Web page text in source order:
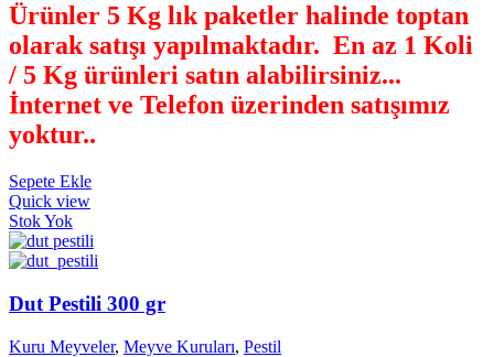
Ürünler 5 Kg lık paketler halinde toptan
olarak satışı yapılmaktadır. En az 1 Koli
/ 5 Kg ürünleri satın alabilirsiniz...
İnternet ve Telefon üzerinden satışımız
yoktur..
Sepete Ekle
Quick view
Stok Yok
Dut Pestili 300 gr
Kuru Meyveler, Meyve Kuruları, Pestil